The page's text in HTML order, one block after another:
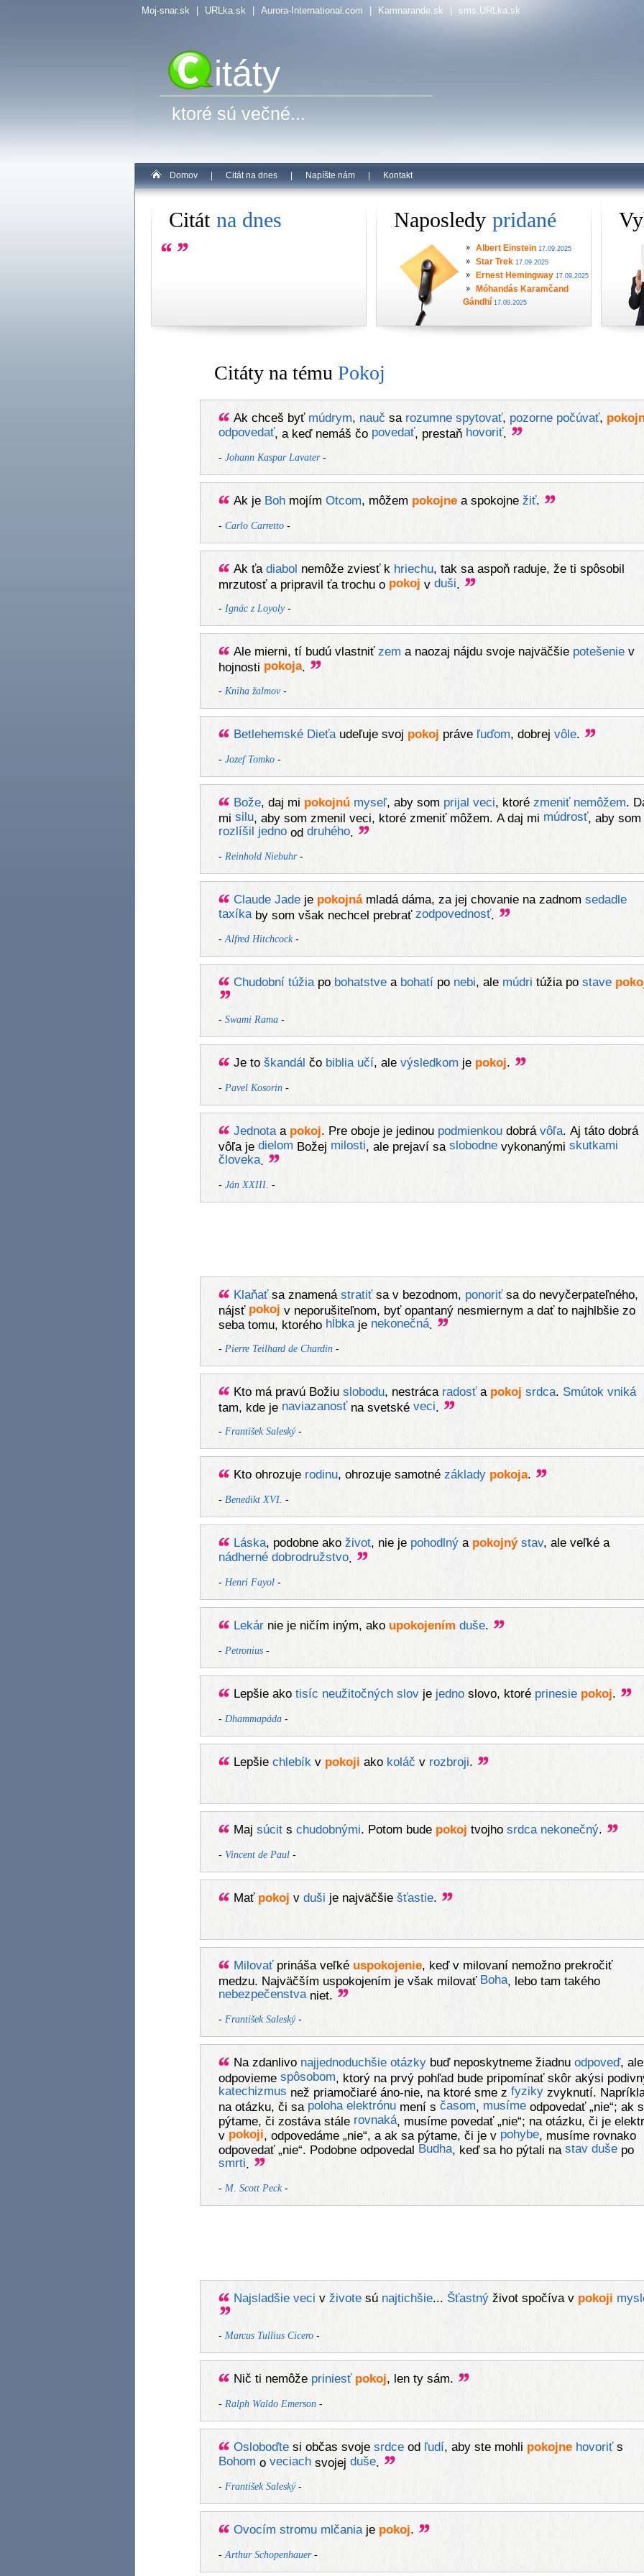
Moj-snar.sk URLka.sk Aurora-International.com Kamnarande.sk sms.URLka.sk
itáty
ktoré sú večné...
Domov Citát na dnes Napíšte nám Kontakt
Citát na dnes Naposledy pridané
Albert Einstein 17.09.2025
Star Trek 17.09.2025
Ernest Hemingway 17.09.2025
Móhandás Karamčand
Gándhí 17.09.2025
Citáty na tému Pokoj
Ak chceš byť múdrym, nauč sa rozumne spytovať, pozorne počúvať,
odpovedať, a keď nemáš čo povedať, prestaň hovoriť.
- Johann Kaspar Lavater-
Ak je Bohmojím Otcom, môžem pokojnea spokojne žiť.
- Carlo Carretto-
Ak ťa diabol nemôže zviesť k hriechu, tak sa aspoň raduje, že ti spôsobil
mrzutosť a pripravil ťa trochu o pokoj v duši
- Ignác z Loyoly-
Ale mierni, tí budú vlastniť zem a naozaj nájdu svoje najväčšie potešeniev
hojnosti pokoja.
- Kniha žalmov-
Betlehemské Dieťaudeľuje svoj pokoj práve ľuďom, dobrej vôle.
- Jozef Tomko-
Bože, daj mi pokojnú myseľ, aby som prijal veci, ktoré zmeniť nemôžem.
mi silu, aby som zmenil veci, ktoré zmeniť môžem. A daj mi múdrosť, aby som
rozlíšil jednood druhého.
- Reinhold Niebuhr-
Claude Jadeje pokojnámladá dáma, za jej chovanie na zadnom sedadle
taxíkaby som však nechcel prebrať zodpovednosť.
- Alfred Hitchcock-
Chudobní túžiapo bohatstvea bohatípo nebi, ale múdri túžia po stave
- Swami Rama-
Je to škandál čo biblia učí, ale výsledkom je pokoj.
- Pavel Kosorin-
Jednotaa pokoj. Pre oboje je jedinou podmienkoudobrá vôľa. Aj táto dobrá
vôľa je dielom Božej milosti , ale prejaví sa slobodnevykonanými skutkami
človeka.
- Ján XXIII. -
Klaňaťsa znamená stratiťsa v bezodnom, ponoriťsa do nevyčerpateľného,
nájsť pokoj v neporušiteľnom, byť opantaný nesmiernym a dať to najhlbšie zo
seba tomu, ktorého hĺbkaje nekonečná.
- Pierre Teilhard de Chardin-
Kto má pravú Božiu slobodu, nestráca radosťa pokoj srdca. Smútok vniká
tam, kde je naviazanosťna svetské veci
- František Saleský-
Kto ohrozuje rodinu, ohrozuje samotné základy pokoja.
- Benedikt XVI. -
Láska, podobne ako život, nie je pohodlnýa pokojný stav, ale veľké a
nádherné dobrodružstvo.
- Henri Fayol-
Lekárnie je ničím iným, ako upokojením duše.
- Petronius-
Lepšie ako tisíc neužitočných slovje jednoslovo, ktoré prinesie pokoj.
- Dhammapáda-
Lepšie chlebíkv pokoji ako koláč v rozbroji.
Maj súcits chudobnými. Potom bude pokoj tvojho srdca nekonečný.
- Vincent de Paul-
Mať pokoj v duši je najväčšie šťastie.
Milovaťprináša veľké uspokojenie, keď v milovaní nemožno prekročiť
medzu. Najväčším uspokojením je však milovať Boha, lebo tam takého
nebezpečenstvaniet.
- František Saleský-
Na zdanlivo najjednoduchšie otázkybuď neposkytneme žiadnu odpoveď,
odpovieme spôsobom , ktorý na prvý pohľad bude pripomínať skôr akýsi
katechizmus než priamočiaré áno-nie, na ktoré sme z fyzikyzvyknutí.
na otázku, či sa poloha elektrónumení s časom musímeodpovedať „nie“; ak
pýtame, či zostáva stále rovnaká, musíme povedať „nie“; na otázku, či je
v pokoji , odpovedáme „nie“, a ak sa pýtame, či je v pohybe, musíme rovnako
odpovedať „nie“. Podobne odpovedal Budha, keď sa ho pýtali na stav dušepo
smrti
- M. Scott Peck-
Najsladšie veci v životesú najtichšie... Šťastnýživot spočíva v pokoji
- Marcus Tullius Cicero-
Nič ti nemôže priniesť pokoj, len ty sám.
- Ralph Waldo Emerson-
Osloboďtesi občas svoje srdceod ľudí, aby ste mohli pokojne hovoriťs
Bohom o veciachsvojej duše.
- František Saleský-
Ovocím stromu mlčaniaje pokoj.
- Arthur Schopenhauer-